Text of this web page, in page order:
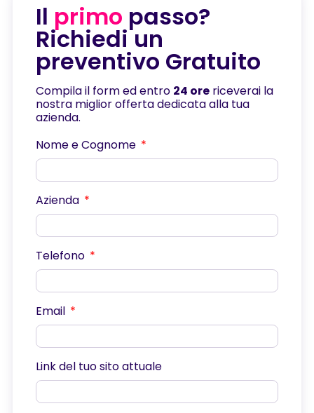
Il primo passo?
Richiedi un
preventivo Gratuito
Compila il form ed entro 24 orericeverai la
nostra miglior offerta dedicata alla tua
azienda.
Nome e Cognome
Azienda
Telefono
Email
Link del tuo sito attuale